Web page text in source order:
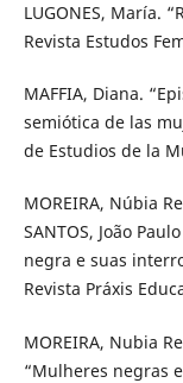
LUGONES, María.
Revista Estudos
MAFFIA, Diana.
semiótica de las
de Estudios de la
MOREIRA, Núbia
SANTOS, João
negra e suas
Revista Práxis
MOREIRA, Nubia
“Mulheres negras